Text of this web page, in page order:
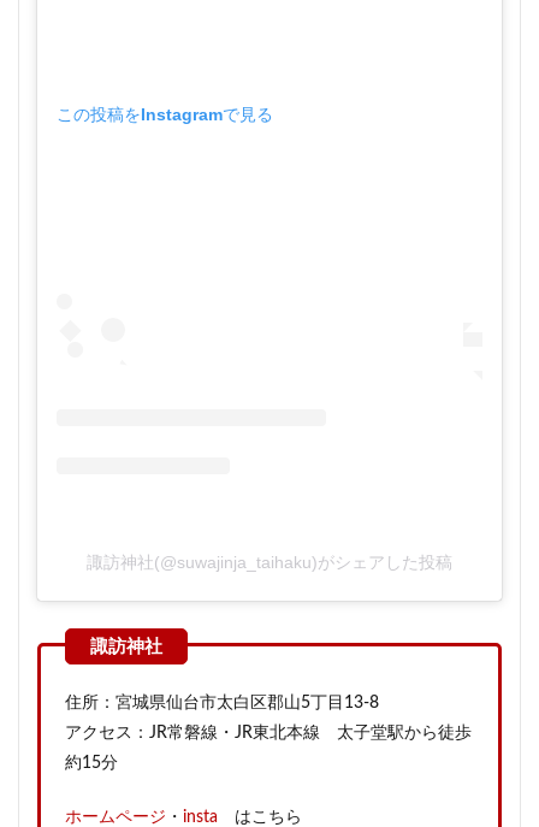
この投稿をInstagramで見る
諏訪神社(@suwajinja_taihaku)がシェアした投稿
住所：宮城県仙台市太白区郡山5丁目13-8
アクセス：JR常磐線・JR東北本線 太子堂駅から徒歩
約15分
ホームページ ・ insta はこちら